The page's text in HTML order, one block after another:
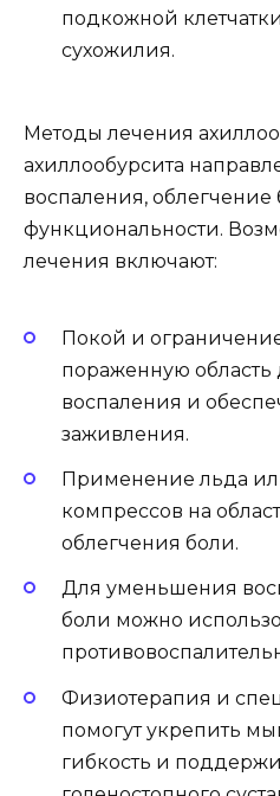
подкожной
сухожилия.
Методы лечения
ахиллообурсита
воспаления,
функциональности.
лечения включают:
Покой и
пораженную
воспаления и
заживления.
Применение льда
компрессов на
облегчения боли.
Для уменьшения
боли можно
Физиотерапия и
помогут укрепить
гибкость и